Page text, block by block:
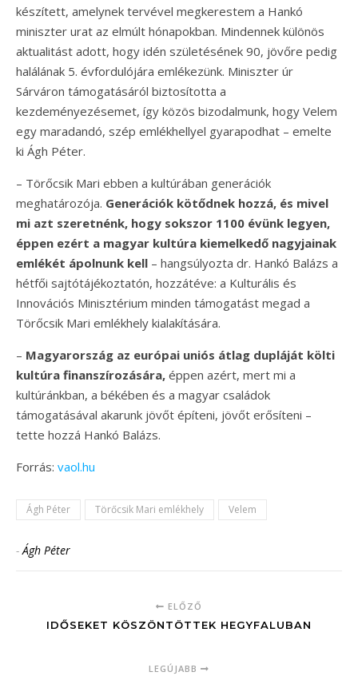
készített, amelynek tervével megkerestem a Hankó
miniszter urat az elmúlt hónapokban. Mindennek különös
aktualitást adott, hogy idén születésének 90, jövőre pedig
halálának 5. évfordulójára emlékezünk. Miniszter úr
Sárváron támogatásáról biztosította a
kezdeményezésemet, így közös bizodalmunk, hogy Velem
egy maradandó, szép emlékhellyel gyarapodhat – emelte
ki Ágh Péter.
– Törőcsik Mari ebben a kultúrában generációk
meghatározója. Generációk kötődnek hozzá, és mivel
mi azt szeretnénk, hogy sokszor 1100 évünk legyen,
éppen ezért a magyar kultúra kiemelkedő nagyjainak
emlékét ápolnunk kell – hangsúlyozta dr. Hankó Balázs a
hétfői sajtótájékoztatón, hozzátéve: a Kulturális és
Innovációs Minisztérium minden támogatást megad a
Törőcsik Mari emlékhely kialakítására.
– Magyarország az európai uniós átlag dupláját költi
kultúra finanszírozására, éppen azért, mert mi a
kultúránkban, a békében és a magyar családok
támogatásával akarunk jövőt építeni, jövőt erősíteni –
tette hozzá Hankó Balázs.
Forrás: vaol.hu
Ágh Péter Törőcsik Mari emlékhely Velem
-Ágh Péter
ELŐZŐ
IDŐSEKET KÖSZÖNTÖTTEK HEGYFALUBAN
LEGÚJABB